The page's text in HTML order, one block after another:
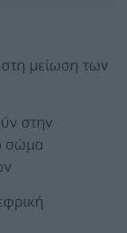
μείωση των
στην
σώμα